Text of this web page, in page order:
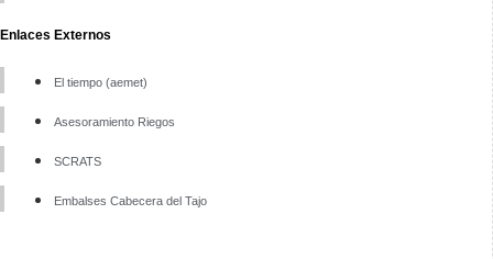
Enlaces Externos
El tiempo (aemet)
Asesoramiento Riegos
SCRATS
Embalses Cabecera del Tajo